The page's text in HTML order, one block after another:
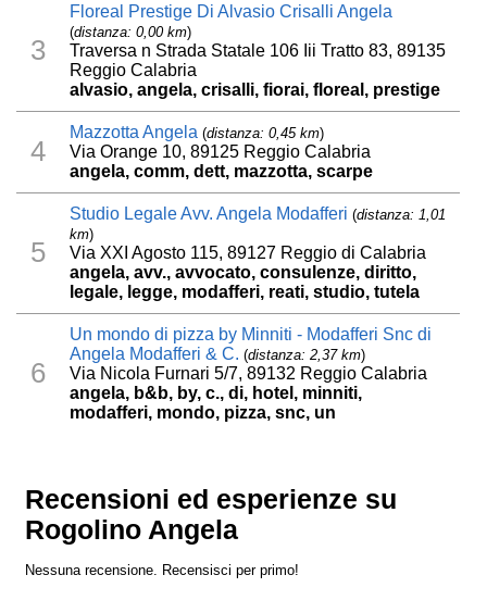
3
Floreal Prestige Di Alvasio Crisalli Angela
(distanza: 0,00 km)
Traversa n Strada Statale 106 Iii Tratto 83, 89135
Reggio Calabria
alvasio, angela, crisalli, fiorai, floreal, prestige
4
Mazzotta Angela (distanza: 0,45 km)
Via Orange 10, 89125 Reggio Calabria
angela, comm, dett, mazzotta, scarpe
5
Studio Legale Avv. Angela Modafferi (distanza: 1,01
km)
Via XXI Agosto 115, 89127 Reggio di Calabria
angela, avv., avvocato, consulenze, diritto,
legale, legge, modafferi, reati, studio, tutela
6
Un mondo di pizza by Minniti - Modafferi Snc di
Angela Modafferi & C. (distanza: 2,37 km)
Via Nicola Furnari 5/7, 89132 Reggio Calabria
angela, b&b, by, c., di, hotel, minniti,
modafferi, mondo, pizza, snc, un
Recensioni ed esperienze su
Rogolino Angela
Nessuna recensione. Recensisci per primo!